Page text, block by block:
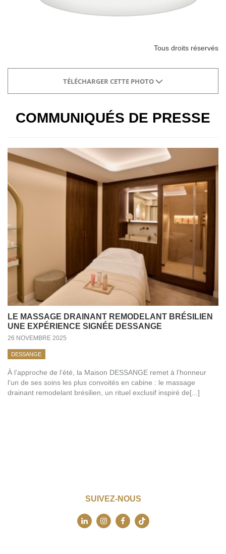
Tous droits réservés
TÉLÉCHARGER CETTE PHOTO
COMMUNIQUÉS DE PRESSE
LE MASSAGE DRAINANT REMODELANT BRÉSILIEN
UNE EXPÉRIENCE SIGNÉE DESSANGE
26 NOVEMBRE 2025
DESSANGE
À l’approche de l’été, la Maison DESSANGE remet à l’honneur
l’un de ses soins les plus convoités en cabine : le massage
drainant remodelant brésilien, un rituel exclusif inspiré de[...]
SUIVEZ-NOUS